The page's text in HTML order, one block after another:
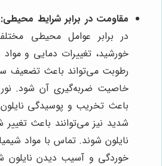
مقاومت در برابر شرایط محیطی:
در برابر عوامل محیطی
خورشید، تغییرات دمایی و
رطوبت می‌تواند باعث تضعیف
خاصیت ضربه‌گیری آن شود. نور
باعث تخریب و پوسیدگی
شدید نیز می‌توانند باعث
نایلون شوند. تماس با مواد
خوردگی و آسیب دیدن نایلون